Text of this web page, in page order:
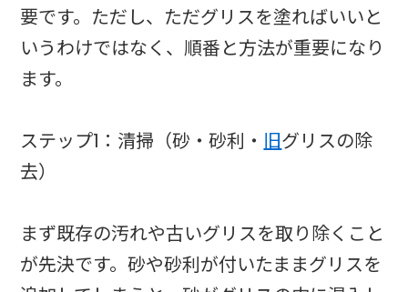
要です。ただし、ただグリスを塗ればいいと
いうわけではなく、順番と方法が重要になり
ます。
ステップ1：清掃（砂・砂利・ 旧グリスの除
去）
まず既存の汚れや古いグリスを取り除くこと
が先決です。砂や砂利が付いたままグリスを